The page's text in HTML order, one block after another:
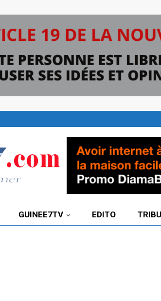
GUINEE7TV EDITO